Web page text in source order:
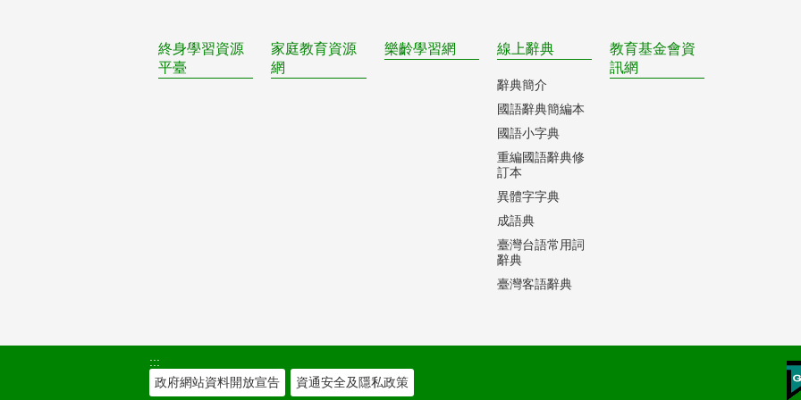
終身學習資源
平臺
家庭教育資源
網
樂齡學習網 線上辭典
辭典簡介
國語辭典簡編本
國語小字典
重編國語辭典修
訂本
異體字字典
成語典
臺灣台語常用詞
辭典
臺灣客語辭典
教育基金會資
訊網
:::
政府網站資料開放宣告
資通安全及隱私政策